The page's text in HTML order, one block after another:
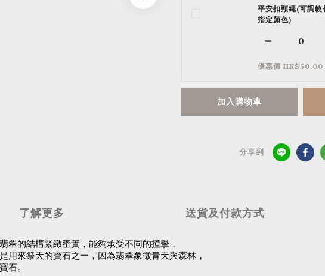
平安扣頸繩(可調
指定顏色)
優惠價 HK$50.00
加入購物車
分享到
了解更多 送貨及付款方式
翠的結構緊緻密實，能夠承受不同的撞擊，
用來祭天的寶石之一，因為翡翠象徵青天與森林，
石。